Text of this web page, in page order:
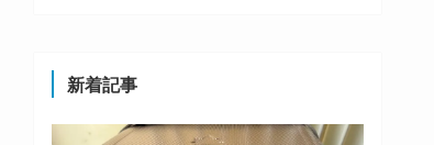
新着記事